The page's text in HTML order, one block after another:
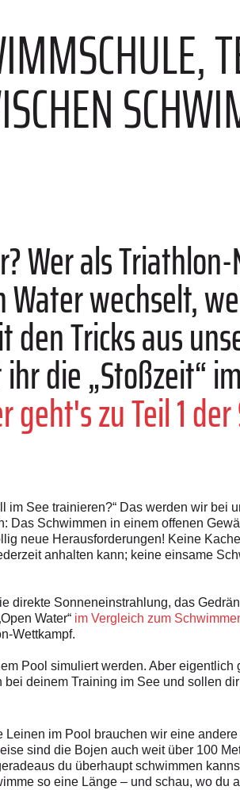
Wer als
wechselt,
Tricks aus
die „Stoßzeit“
geht's zu Teil 1
im See trainieren?“ Das werden wir bei
Das Schwimmen in einem offenen
neue Herausforderungen! Keine
anhalten kann; keine einsame
direkte Sonneneinstrahlung, das
Water“ im Vergleich zum
Wettkampf.
Pool simuliert werden. Aber
deinem Training im See und sollen
im Pool brauchen wir eine
sind die Bojen auch weit über 100
du überhaupt schwimmen
so eine Länge – und schau, wo du